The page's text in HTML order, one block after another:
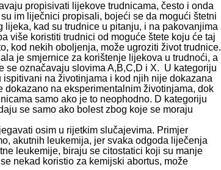
propisivati lijekove trudnicama, često i onda
im liječnici propisali, bojeći se da mogući štetni
kad su trudnice u pitanju, i na pakovanjima
više koristiti trudnici od moguće štete koju će taj
kod nekih oboljenja, može ugroziti život trudnice.
je smjernice za korištenje lijekova u trudnoći, a
se označavaju slovima A,B,C,D i X. U kategoriju
na životinjama i kod njih nije dokazana
na eksperimentalnim životinjama, dok
samo ako je to neophodno. D kategoriju
se samo ako bolest zbog koje se moraju
osim u rijetkim slučajevima. Primjer
akutnih leukemija, jer svaka odgoda liječenja
leukemije, biraju se citostatici koji su manje
nekad koristio za kemijski abortus, može